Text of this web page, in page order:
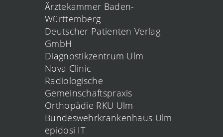
Ärztekammer Baden-
Württemberg
Deutscher Patienten Verlag
GmbH
Diagnostikzentrum Ulm
Nova Clinic
Radiologische
Gemeinschaftspraxis
Orthopädie RKU Ulm
Bundeswehrkrankenhaus Ulm
epidosi IT